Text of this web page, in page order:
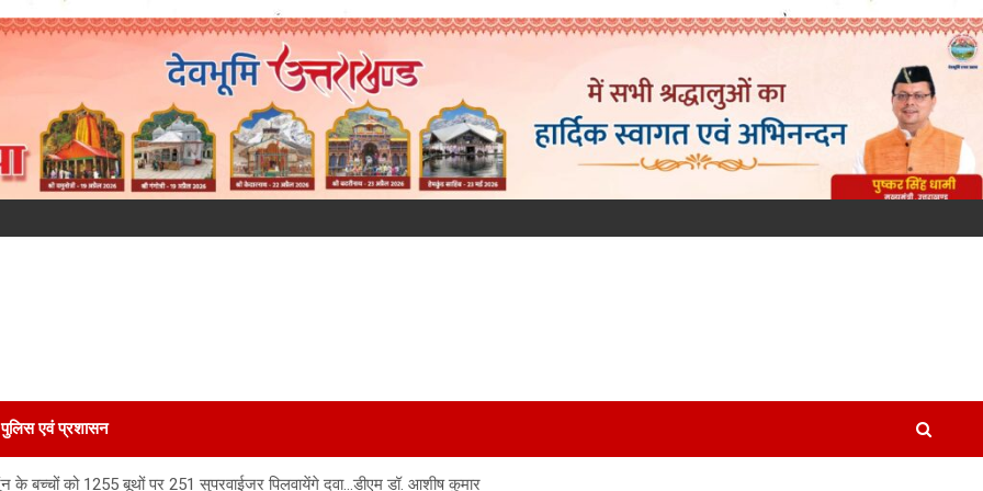
पुलिस एवं प्रशासन
के बच्चों को 1255 बूथों पर 251 सुपरवाईजर पिलवायेंगे दवा…डीएम डॉ. आशीष कुमार